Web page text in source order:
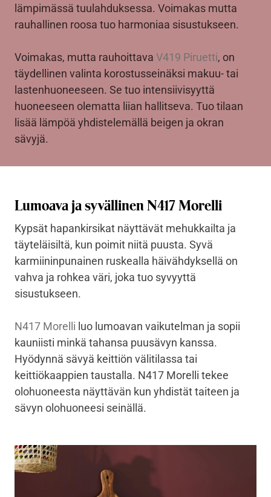
lämpimässä tuulahduksessa. Voimakas mutta
rauhallinen roosa tuo harmoniaa sisustukseen.
Voimakas, mutta rauhoittava V419 Piruetti, on
täydellinen valinta korostusseinäksi makuu- tai
lastenhuoneeseen. Se tuo intensiivisyyttä
huoneeseen olematta liian hallitseva. Tuo tilaan
lisää lämpöä yhdistelemällä beigen ja okran
sävyjä.
Lumoava ja syvällinen N417 Morelli
Kypsät hapankirsikat näyttävät mehukkailta ja
täyteläisiltä, kun poimit niitä puusta. Syvä
karmiininpunainen ruskealla häivähdyksellä on
vahva ja rohkea väri, joka tuo syvyyttä
sisustukseen.
N417 Morelli luo lumoavan vaikutelman ja sopii
kauniisti minkä tahansa puusävyn kanssa.
Hyödynnä sävyä keittiön välitilassa tai
keittiökaappien taustalla. N417 Morelli tekee
olohuoneesta näyttävän kun yhdistät taiteen ja
sävyn olohuoneesi seinällä.